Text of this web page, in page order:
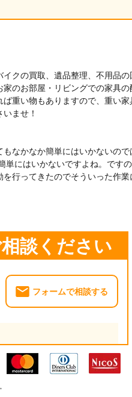
クの買取、遺品整理、不用品
のお部屋・リビングでの家具の
重い物もありますので、重い家
ませ！
なかなか簡単にはいかないので
にはいかないですよね。です
行ってきたのでそういった作
談ください
フォームで相談する